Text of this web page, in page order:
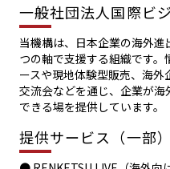
一般社団法人国際ビ
当機構は、日本企業の海外
つの軸で支援する組織です
ースや現地体験型販売、海外
交流会などを通じ、企業が
できる場を提供しています。
提供サービス（一部）